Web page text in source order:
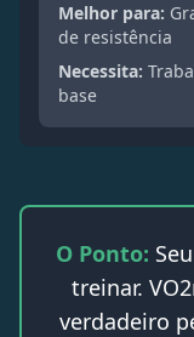
Melhor para:
de resistência
Necessita:
base
O Ponto:
treinar.
verdadeiro